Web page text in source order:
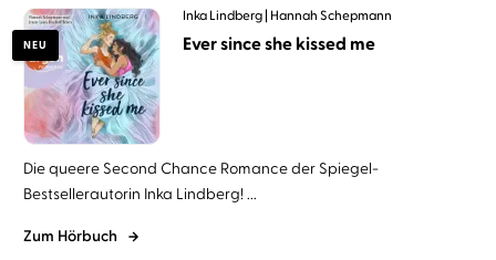
NEU
Inka Lindberg Hannah Schepmann
Ever since she kissed me
Die queere Second Chance Romance der Spiegel-
Bestsellerautorin Inka Lindberg! ...
Zum Hörbuch